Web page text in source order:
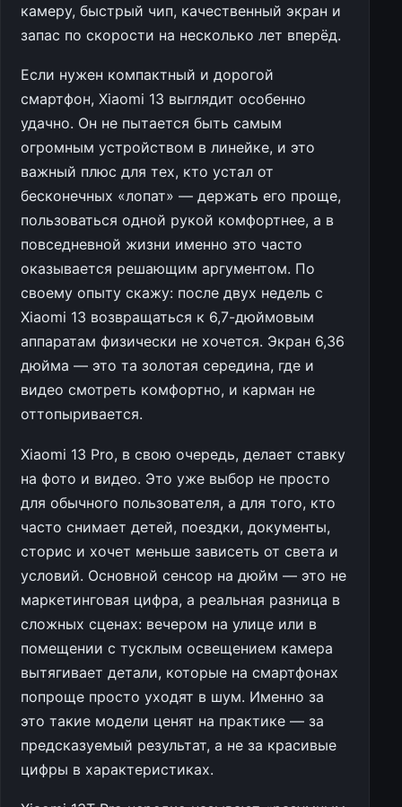
камеру, быстрый чип, качественный экран и
запас по скорости на несколько лет вперёд.
Если нужен компактный и дорогой
смартфон, Xiaomi 13 выглядит особенно
удачно. Он не пытается быть самым
огромным устройством в линейке, и это
важный плюс для тех, кто устал от
бесконечных «лопат» — держать его проще,
пользоваться одной рукой комфортнее, а в
повседневной жизни именно это часто
оказывается решающим аргументом. По
своему опыту скажу: после двух недель с
Xiaomi 13 возвращаться к 6,7-дюймовым
аппаратам физически не хочется. Экран 6,36
дюйма — это та золотая середина, где и
видео смотреть комфортно, и карман не
оттопыривается.
Xiaomi 13 Pro, в свою очередь, делает ставку
на фото и видео. Это уже выбор не просто
для обычного пользователя, а для того, кто
часто снимает детей, поездки, документы,
сторис и хочет меньше зависеть от света и
условий. Основной сенсор на дюйм — это не
маркетинговая цифра, а реальная разница в
сложных сценах: вечером на улице или в
помещении с тусклым освещением камера
вытягивает детали, которые на смартфонах
попроще просто уходят в шум. Именно за
это такие модели ценят на практике — за
предсказуемый результат, а не за красивые
цифры в характеристиках.